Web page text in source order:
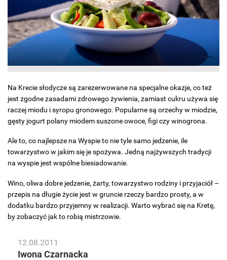
Na Krecie słodycze są zarezerwowane na specjalne okazje, co też
jest zgodne zasadami zdrowego żywienia, zamiast cukru używa się
raczej miodu i syropu gronowego. Popularne są orzechy w miodzie,
gęsty jogurt polany miodem suszone owoce, figi czy winogrona.
Ale to, co najlepsze na Wyspie to nie tyle samo jedzenie, ile
towarzystwo w jakim się je spożywa. Jedną najżywszych tradycji
na wyspie jest wspólne biesiadowanie.
Wino, oliwa dobre jedzenie, żarty, towarzystwo rodziny i przyjaciół –
przepis na długie życie jest w gruncie rzeczy bardzo prosty, a w
dodatku bardzo przyjemny w realizacji. Warto wybrać się na Kretę,
by zobaczyć jak to robią mistrzowie.
12.08.2011
Iwona Czarnacka